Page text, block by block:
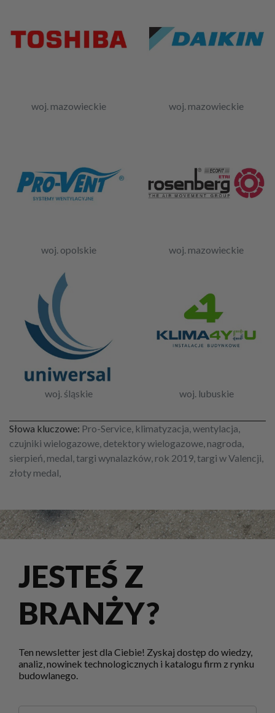
woj. mazowieckie woj. mazowieckie
woj. opolskie woj. mazowieckie
woj. śląskie woj. lubuskie
Słowa kluczowe: Pro-Service, klimatyzacja, wentylacja,
czujniki wielogazowe, detektory wielogazowe, nagroda,
sierpień, medal, targi wynalazków, rok 2019, targi w Valencji,
złoty medal,
JESTEŚ Z
BRANŻY?
Ten newsletter jest dla Ciebie! Zyskaj dostęp do wiedzy,
analiz, nowinek technologicznych i katalogu firm z rynku
budowlanego.